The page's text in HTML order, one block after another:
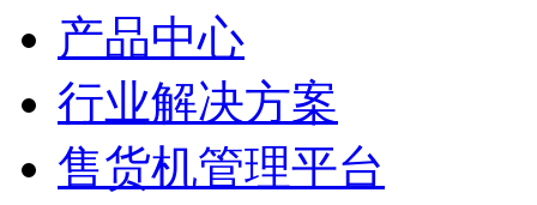
产品中心
行业解决方案
售货机管理平台